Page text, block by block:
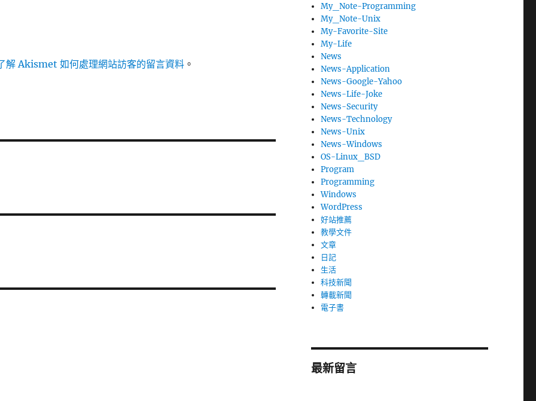
解 Akismet 如何處理網站訪客的留言資料 。
My_Note-Programming
My_Note-Unix
My-Favorite-Site
My-Life
News
News-Application
News-Google-Yahoo
News-Life-Joke
News-Security
News-Technology
News-Unix
News-Windows
OS-Linux_BSD
Program
Programming
Windows
WordPress
好站推薦
教學文件
文章
日記
生活
科技新聞
轉載新聞
電子書
最新留言